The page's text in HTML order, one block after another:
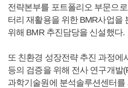
전략본부를 포트폴리오 부문으
터리 재활용을 위한 BMR사업을
위해 BMR 추진담당을 신설했다.
또 친환경 성장전략 추진 과정에
등의 검증을 위해 전사 연구개발
과학기술원에 분석솔루션센터를